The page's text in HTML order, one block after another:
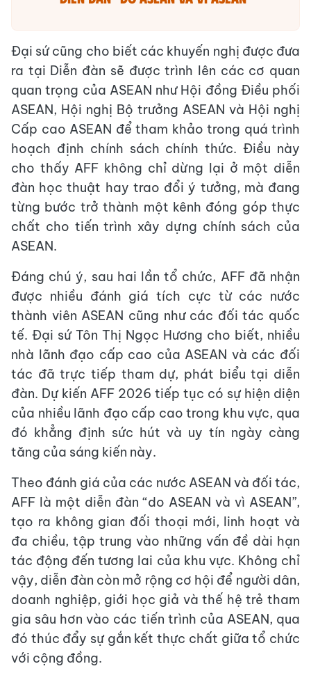
Đại sứ cũng cho biết các khuyến nghị được đưa
ra tại Diễn đàn sẽ được trình lên các cơ quan
quan trọng của ASEAN như Hội đồng Điều phối
ASEAN, Hội nghị Bộ trưởng ASEAN và Hội nghị
Cấp cao ASEAN để tham khảo trong quá trình
hoạch định chính sách chính thức. Điều này
cho thấy AFF không chỉ dừng lại ở một diễn
đàn học thuật hay trao đổi ý tưởng, mà đang
từng bước trở thành một kênh đóng góp thực
chất cho tiến trình xây dựng chính sách của
ASEAN.
Đáng chú ý, sau hai lần tổ chức, AFF đã nhận
được nhiều đánh giá tích cực từ các nước
thành viên ASEAN cũng như các đối tác quốc
tế. Đại sứ Tôn Thị Ngọc Hương cho biết, nhiều
nhà lãnh đạo cấp cao của ASEAN và các đối
tác đã trực tiếp tham dự, phát biểu tại diễn
đàn. Dự kiến AFF 2026 tiếp tục có sự hiện diện
của nhiều lãnh đạo cấp cao trong khu vực, qua
đó khẳng định sức hút và uy tín ngày càng
tăng của sáng kiến này.
Theo đánh giá của các nước ASEAN và đối tác,
AFF là một diễn đàn “do ASEAN và vì ASEAN”,
tạo ra không gian đối thoại mới, linh hoạt và
đa chiều, tập trung vào những vấn đề dài hạn
tác động đến tương lai của khu vực. Không chỉ
vậy, diễn đàn còn mở rộng cơ hội để người dân,
doanh nghiệp, giới học giả và thế hệ trẻ tham
gia sâu hơn vào các tiến trình của ASEAN, qua
đó thúc đẩy sự gắn kết thực chất giữa tổ chức
với cộng đồng.